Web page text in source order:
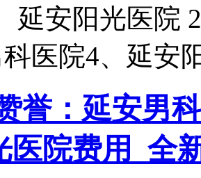
延安阳光医院
科医院4、延
誉：延安男
医院费用_全